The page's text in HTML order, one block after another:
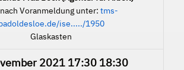
Voranmeldung unter: tms-
ise...../1950
Glaskasten
202117:30 18:30